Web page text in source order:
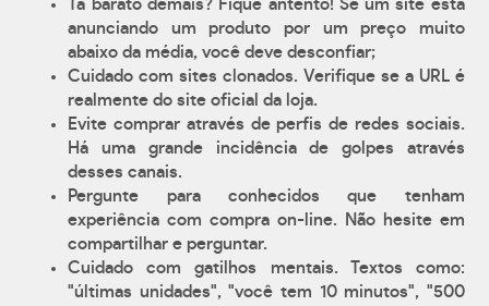
Tá barato demais? Fique antento! Se um site está
anunciando um produto por um preço muito
abaixo da média, você deve desconfiar;
Cuidado com sites clonados. Verifique se a URL é
realmente do site oficial da loja.
Evite comprar através de perfis de redes sociais.
Há uma grande incidência de golpes através
desses canais.
Pergunte para conhecidos que tenham
experiência com compra on-line. Não hesite em
compartilhar e perguntar.
Cuidado com gatilhos mentais. Textos como:
"últimas unidades", "você tem 10 minutos", "500